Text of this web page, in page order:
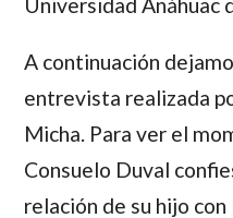
A continuación
entrevista realizada
Micha. Para ver el
Consuelo Duval
relación de su hijo con